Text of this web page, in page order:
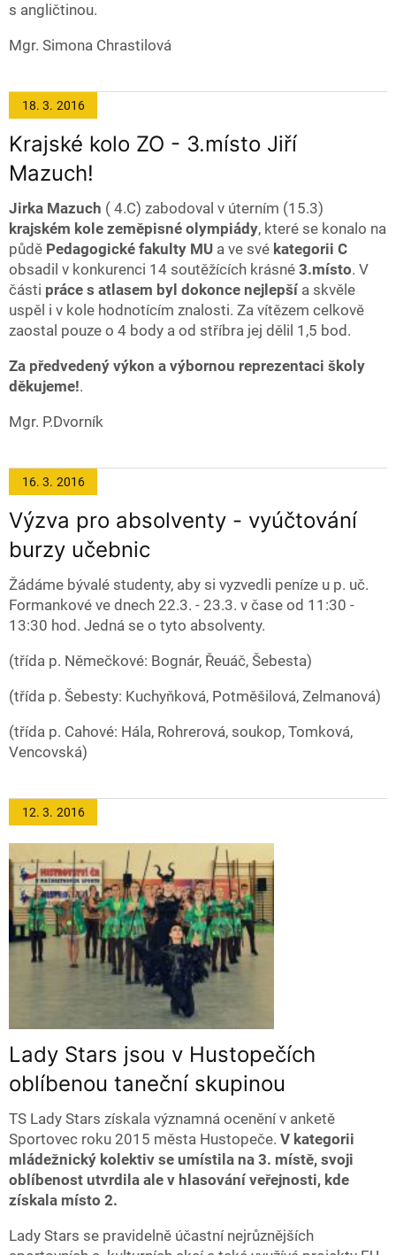
s angličtinou.
Mgr. Simona Chrastilová
18. 3. 2016
Krajské kolo ZO - 3.místo Jiří
Mazuch!
Jirka Mazuch ( 4.C) zabodoval v úterním (15.3)
krajském kole zeměpisné olympiády, které se konalo na
půdě Pedagogické fakulty MU a ve své kategorii C
obsadil v konkurenci 14 soutěžících krásné 3.místo. V
části práce s atlasem byl dokonce nejlepší a skvěle
uspěl i v kole hodnotícím znalosti. Za vítězem celkově
zaostal pouze o 4 body a od stříbra jej dělil 1,5 bod.
Za předvedený výkon a výbornou reprezentaci školy
děkujeme!.
Mgr. P.Dvorník
16. 3. 2016
Výzva pro absolventy - vyúčtování
burzy učebnic
Žádáme bývalé studenty, aby si vyzvedli peníze u p. uč.
Formankové ve dnech 22.3. - 23.3. v čase od 11:30 -
13:30 hod. Jedná se o tyto absolventy.
(třída p. Němečkové: Bognár, Řeuáč, Šebesta)
(třída p. Šebesty: Kuchyňková, Potměšilová, Zelmanová)
(třída p. Cahové: Hála, Rohrerová, soukop, Tomková,
Vencovská)
12. 3. 2016
Lady Stars jsou v Hustopečích
oblíbenou taneční skupinou
TS Lady Stars získala významná ocenění v anketě
Sportovec roku 2015 města Hustopeče. V kategorii
mládežnický kolektiv se umístila na 3. místě, svoji
oblíbenost utvrdila ale v hlasování veřejnosti, kde
získala místo 2.
Lady Stars se pravidelně účastní nejrůznějších